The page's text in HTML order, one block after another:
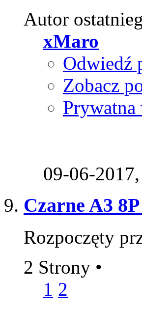
Autor
xMaro
Odwiedź
Zobacz
Prywatna
09-06-2017,
Czarne A3
Rozpoczęty
2 Strony •
1 2